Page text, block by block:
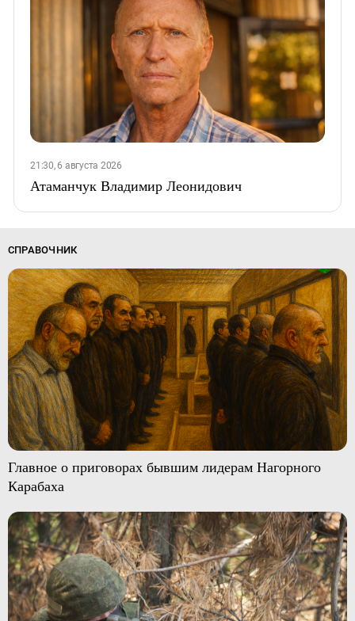
21:30, 6 августа 2026
Атаманчук Владимир Леонидович
СПРАВОЧНИК
Главное о приговорах бывшим лидерам Нагорного
Карабаха